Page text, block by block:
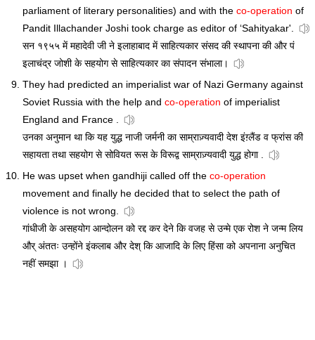
parliament of literary personalities) and with the co-operation of
Pandit Illachander Joshi took charge as editor of ‘Sahityakar'.
सन १९५५ में महादेवी जी ने इलाहाबाद में साहित्यकार संसद की स्थापना की और पं
इलाचंद्र जोशी के सहयोग से साहित्यकार का संपादन संभाला।
They had predicted an imperialist war of Nazi Germany against
Soviet Russia with the help and co-operation of imperialist
England and France .
उनका अनुमान था कि यह युद्ध नाजी जर्मनी का साम्राज़्यवादी देश इंग़्लैंड व फ्रांस की
सहायता तथा सहयोग से सोवियत रूस के विरूद्व साम्राज़्यवादी युद्ध होगा .
He was upset when gandhiji called off the co-operation
movement and finally he decided that to select the path of
violence is not wrong.
गांधीजी के असहयोग आन्दोलन को रद्द कर देने कि वजह से उन्मे एक रोश ने जन्म लिय
और् अंततः उन्होंने इंकलाब और देश् कि आजादि के लिए हिंसा को अपनाना अनुचित
नहीं समझा ।